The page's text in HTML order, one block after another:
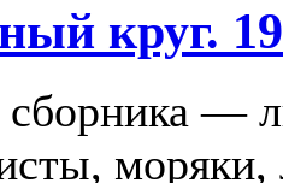
круг.
—
моряки,